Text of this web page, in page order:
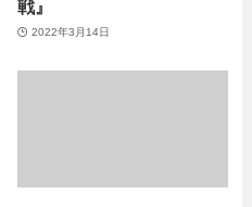
戦』
2022年3月14日